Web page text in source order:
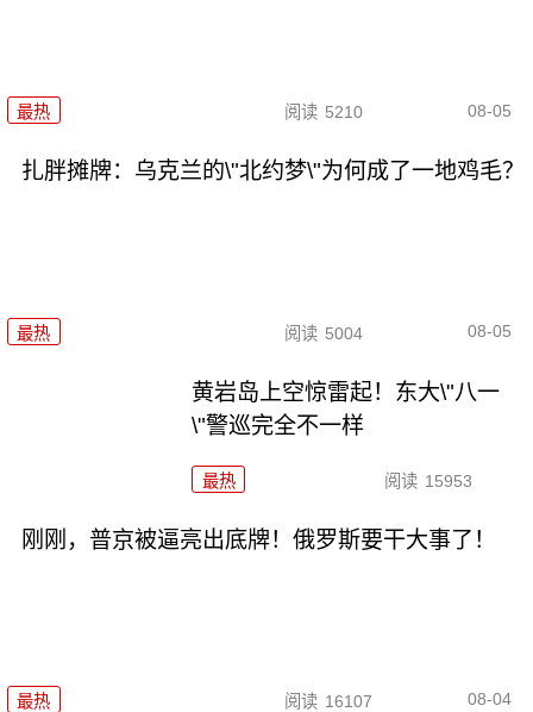
最热 阅读 5210 08-05
扎胖摊牌：乌克兰的\"北约梦\"为何成了一地鸡毛？
最热 阅读 5004 08-05
黄岩岛上空惊雷起！东大\"八一
\"警巡完全不一样
最热 阅读 15953
刚刚，普京被逼亮出底牌！俄罗斯要干大事了！
最热 阅读 16107 08-04